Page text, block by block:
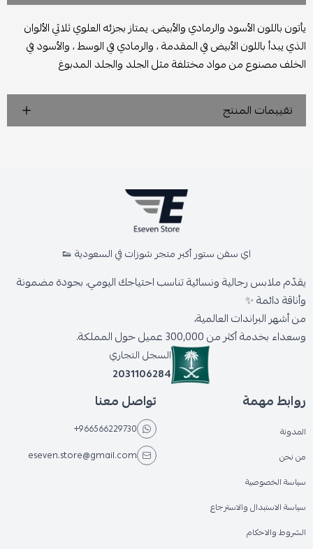
يأتون باللون الأسود والرمادي والأبيض. يمتاز بجزئه العلوي ثلاثي الألوان
الذي يبدأ باللون الأبيض في المقدمة ، والرمادي في الوسط ، والأسود في
الخلف مصنوع من مواد مختلفة مثل الجلد والجلد المدبوغ
تقييمات المنتج
اي سفن ستور أكبر متجر شوزات في السعودية 👟
يقدّم ملابس رجالية ونسائية تناسب احتياجك اليومي، بجودة مضمونة
وأناقة دائمة ✨
من أشهر البراندات العالمية،
وسعداء بخدمة أكثر من 300,000 عميل حول المملكة.
السجل التجاري
2031106284
روابط مهمة
المدونة
من نحن
سياسة الخصوصية
سياسة الاستبدال والاسترجاع
الشروط والاحكام
تواصل معنا
+966566229730
eseven.store@gmail.com